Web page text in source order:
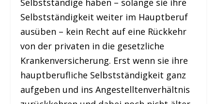
Selbstständige haben – solange sie ihre
Selbstständigkeit weiter im Hauptberuf
ausüben – kein Recht auf eine Rückkehr
von der privaten in die gesetzliche
Krankenversicherung. Erst wenn sie ihre
hauptberufliche Selbstständigkeit ganz
aufgeben und ins Angestelltenverhältnis